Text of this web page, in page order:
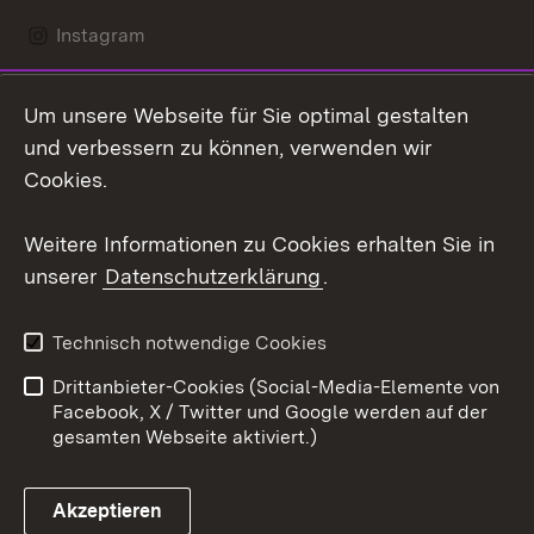
Instagram
Mastodon
Youtube
Link zum Landesportal
Kontakt
Datenschutz
Barrierefreiheit
Impressum Cookies
Um unsere Webseite für Sie optimal gestalten
und verbessern zu können, verwenden wir
Cookies.
Weitere Informationen zu Cookies erhalten Sie in
unserer Datenschutzerklärung.
Technisch notwendige Cookies
Drittanbieter-Cookies (Social-Media-Elemente von
Facebook, X / Twitter und Google werden auf der
gesamten Webseite aktiviert.)
Akzeptieren